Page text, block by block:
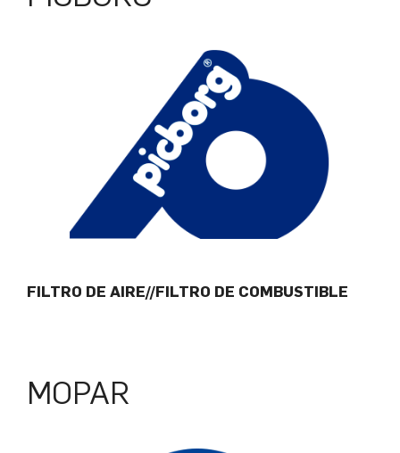
FILTRO DE AIRE//FILTRO DE COMBUSTIBLE
MOPAR